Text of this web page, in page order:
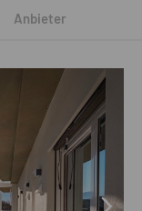
Anbieter